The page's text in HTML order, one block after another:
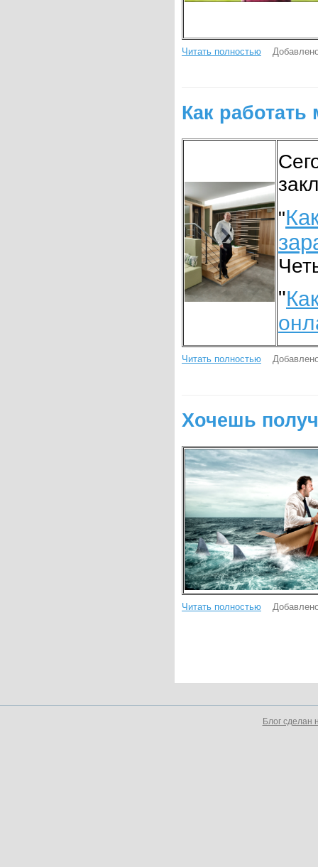
Читать полностью
Как
"
"
Читать полностью
Хочешь
Читать полностью
Блог сделан